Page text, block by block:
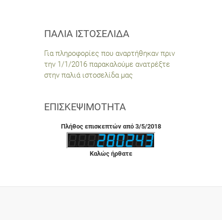
ΠΑΛΙΆ ΙΣΤΟΣΕΛΊΔΑ
Για πληροφορίες που αναρτήθηκαν πριν
την 1/1/2016 παρακαλούμε ανατρέξτε
στην παλιά ιστοσελίδα μας
ΕΠΙΣΚΕΨΙΜΌΤΗΤΑ
Πλήθος επισκεπτών από 3/5/2018
Καλώς ήρθατε